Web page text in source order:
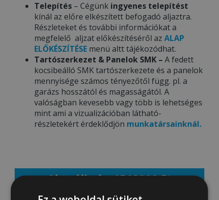
Telepítés – Cégünk ingyenes telepítést
kínál az előre elkészített befogadó aljaztra.
Részleteket és további információkat a
megfelelő aljzat előkészítéséről az ALAP
ELŐKÉSZÍTÉSE menü altt tájékozódhat.
Tartószerkezet & Panelok SMK – A fedett
kocsibeálló SMK tartószerkezete és a panelok
mennyisége számos tényezőtől függ. pl. a
garázs hosszától és magasságától. A
valóságban kevesebb vagy több is lehetséges
mint ami a vizualizációban látható-
részletekért érdeklődjön munkatársainknál.
Aktuális ár: 1512000 Ft